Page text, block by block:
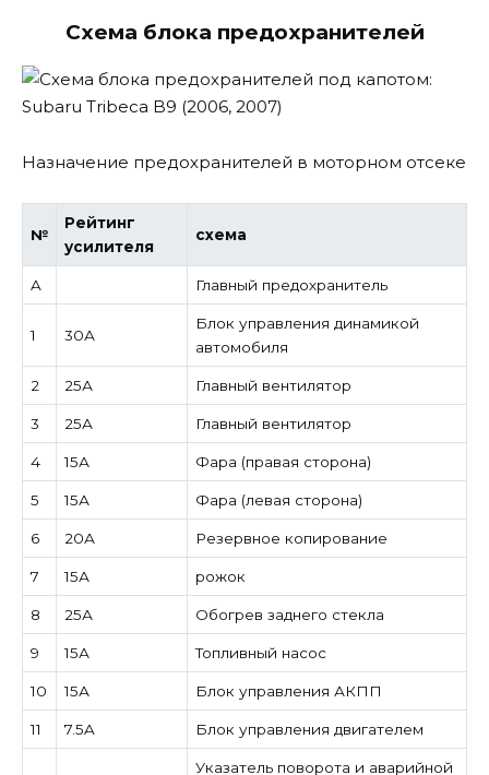
Схема блока предохранителей
Назначение предохранителей в моторном отсеке
№
Рейтинг
усилителя
схема
A Главный предохранитель
1 30А
Блок управления динамикой
автомобиля
2 25А Главный вентилятор
3 25А Главный вентилятор
4 15А Фара (правая сторона)
5 15А Фара (левая сторона)
6 20А Резервное копирование
7 15А рожок
8 25А Обогрев заднего стекла
9 15А Топливный насос
10 15А Блок управления АКПП
11 7.5A Блок управления двигателем
Указатель поворота и аварийной